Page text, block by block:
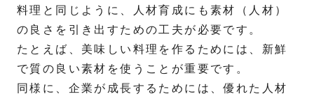
料理と同じように、人材育成にも素材（人材）
の良さを引き出すための工夫が必要です。
たとえば、美味しい料理を作るためには、新鮮
で質の良い素材を使うことが重要です。
同様に、企業が成長するためには、優れた人材